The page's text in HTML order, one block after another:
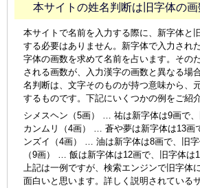
本サイトの姓名判断は旧字体の
本サイトで名前を入力する際に、新字体と
する必要はありません。新字体で入力され
字体の画数を求めて名前を占います。その
される画数が、入力漢字の画数と異なる場
名判断は、文字そのものが持つ意味から、
するものです。下記にいくつかの例をご紹
シメスヘン（5画） … 祐は新字体は9画で
カンムリ（4画） … 蒼や夢は新字体は13画
ンズイ（4画） … 油は新字体は8画で、旧
（9画） … 飯は新字体は12画で、旧字体は
上記は一例ですが、検索エンジンで旧字体
面白いと思います。詳しく説明されている